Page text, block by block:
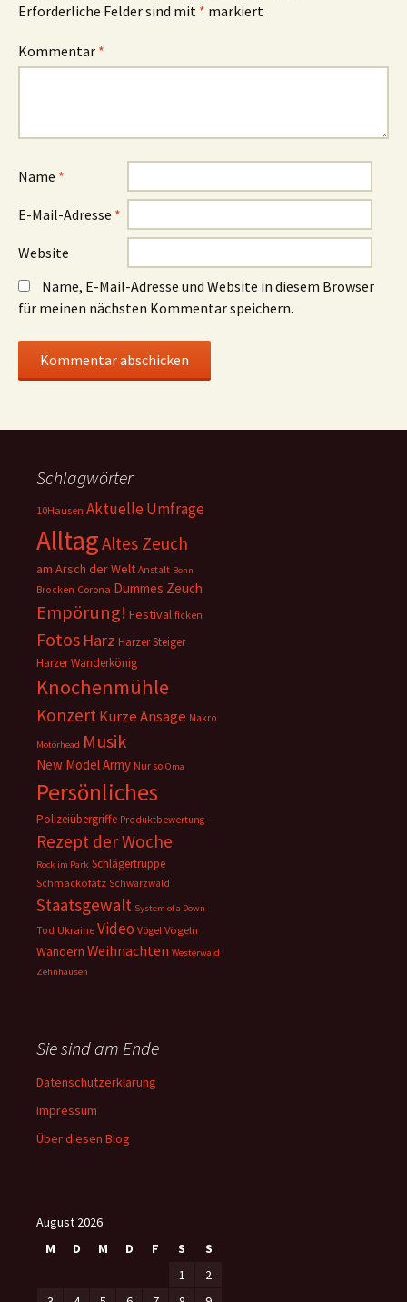
Erforderliche Felder sind mit * markiert
Kommentar *
Name *
E-Mail-Adresse *
Website
Name, E-Mail-Adresse und Website in diesem Browser
für meinen nächsten Kommentar speichern.
Schlagwörter
10Hausen Aktuelle Umfrage
AlltagAltes Zeuch
am Arsch der Welt Anstalt Bonn
Brocken Corona Dummes Zeuch
Empörung! Festival ficken
Fotos Harz Harzer Steiger
Harzer Wanderkönig
Knochenmühle
KonzertKurze Ansage Makro
Motörhead Musik
New Model Army Nur so Oma
Persönliches
Polizeiübergriffe Produktbewertung
Rezept der Woche
Rock im Park Schlägertruppe
Schmackofatz Schwarzwald
Staatsgewalt System of a Down
Tod Ukraine Video Vögel Vögeln
Wandern Weihnachten Westerwald
Zehnhausen
Sie sind am Ende
Datenschutzerklärung
Impressum
Über diesen Blog
August 2026
M
D M D F S
S
1
2